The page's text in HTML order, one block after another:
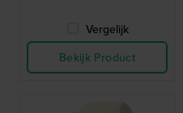
Vergelijk
Bekijk Product